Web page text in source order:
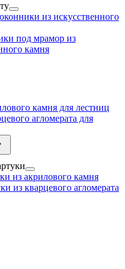
из искусственного
под мрамор из
камня
камня для лестниц
агломерата для
из акрилового камня
из кварцевого агломерата